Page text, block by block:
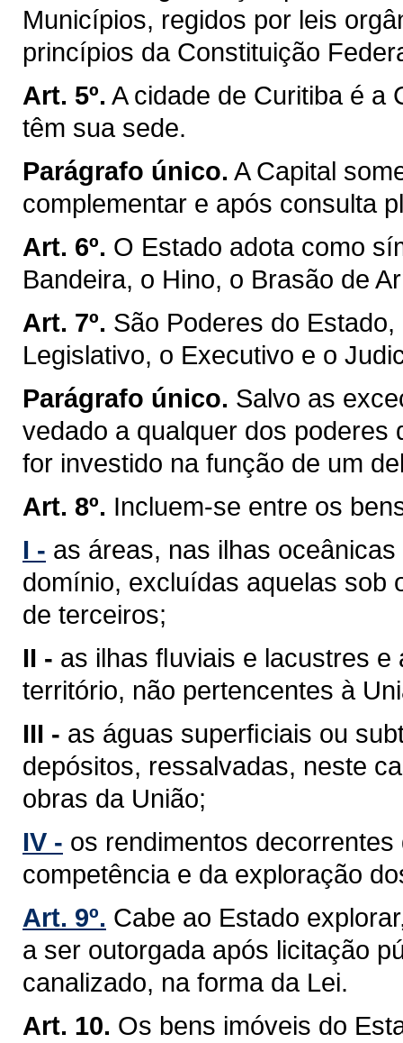
Municípios, regidos por leis
princípios da Constituição
Art. 5º. A cidade de Curitiba é a
têm sua sede.
Parágrafo único. A Capital
complementar e após consulta
Art. 6º. O Estado adota como
Bandeira, o Hino, o Brasão de
Art. 7º. São Poderes do
Legislativo, o Executivo e o
Parágrafo único. Salvo as
vedado a qualquer dos poderes
for investido na função de um
Art. 8º. Incluem-se entre os
I - as áreas, nas ilhas
domínio, excluídas aquelas sob
de terceiros;
II - as ilhas ﬂuviais e lacustres
território, não pertencentes à
III - as águas superﬁciais ou
depósitos, ressalvadas, neste
obras da União;
IV - os rendimentos
competência e da exploração
Art. 9º. Cabe ao Estado
a ser outorgada após licitação
canalizado, na forma da Lei.
Art. 10. Os bens imóveis do